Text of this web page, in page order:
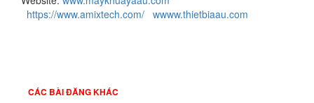
https://www.amixtech.com/ wwww.thietbiaau.com
CÁC BÀI ĐĂNG KHÁC